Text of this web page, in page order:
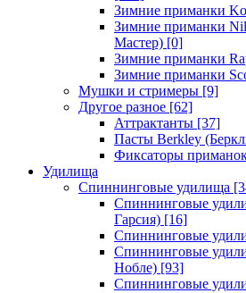
Зимние приманки
Зимние приманки
Мастер) [0]
Зимние приманки
Зимние приманки
Мушки и стримеры [9]
Другое разное [62]
Аттрактанты [37]
Пасты Berkley
Фиксаторы
Удилища
Спиннинговые удилища
Спиннинговые
Гарсия) [16]
Спиннинговые
Спиннинговые
Нобле) [93]
Спиннинговые